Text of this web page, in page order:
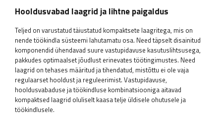
Hooldusvabad laagrid ja lihtne paigaldus
Teljed on varustatud täiustatud kompaktsete laagritega, mis on
nende töökindla süsteemi lahutamatu osa. Need täpselt disainitud
komponendid ühendavad suure vastupidavuse kasutuslihtsusega,
pakkudes optimaalset jõudlust erinevates töötingimustes. Need
laagrid on tehases määritud ja tihendatud, mistõttu ei ole vaja
regulaarset hooldust ja reguleerimist. Vastupidavuse,
hooldusvabaduse ja töökindluse kombinatsiooniga aitavad
kompaktsed laagrid oluliselt kaasa telje üldisele ohutusele ja
töökindlusele.